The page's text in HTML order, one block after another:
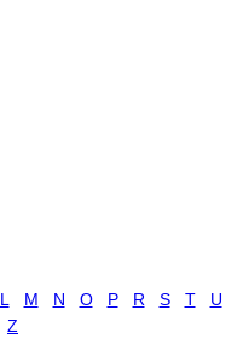
L M N O P R S T
U
Z